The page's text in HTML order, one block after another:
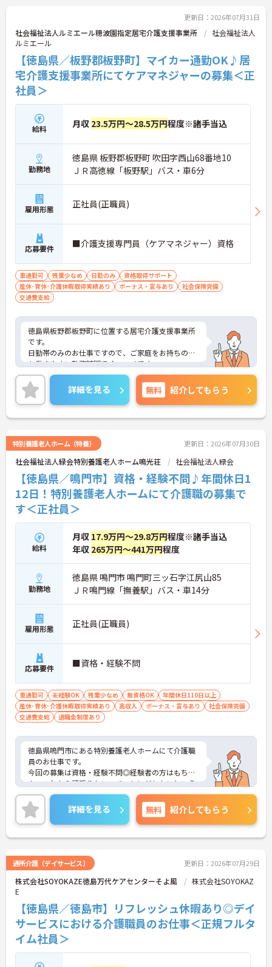
■ 働きやすい休日数が魅力
年間休日が充実している職場です
・年間休日124日
・夏期休暇2日
・年末年始休暇3日
→ プライベートとの両立を目指しやすい環境です♪
■ 安定収入を目指せる待遇
各種手当や賞与実績があります
・賞与計4.00ヶ月の過去実績
・夜勤手当支給
■ 通勤しやすい勤務環境
通勤面にも配慮された職場です
・駐車場あり
・鳴門駅から車10分
→ ご自身に合った通勤方法を選べます♪
更新日：2026年07月31日
社会福祉法人ルミエール穂波園指定居宅介護支援事業所
社会福祉法人
ルミエール
【徳島県／板野郡板野町】マイカー通勤OK♪居
宅介護支援事業所にてケアマネジャーの募集＜正
社員＞
給料 月収 23.5万円～28.5万円程度※諸手当込
勤務地
徳島県 板野郡板野町 吹田字西山68番地10
ＪＲ高徳線「板野駅」バス・車6分
雇用形態 正社員(正職員)
応募要件 ■介護支援専門員（ケアマネジャー）資格
車通勤可 残業少なめ 日勤のみ
資格取得サポート
産休･育休･介護休暇取得実績あり
ボーナス・賞与あり
社会保険完備
交通費支給
徳島県板野郡板野町に位置する居宅介護支援事業所
です。
日勤帯のみのお仕事ですので、ご家庭をお持ちの方
も働きやすい勤務時間でオススメです・
マイカー通勤可能なので行き帰りがスムーズです。
ご興味をお持ちの方はお気軽にお問い合わせくださ
い。
詳細を見る 無料 紹介してもらう
特別養護老人ホーム（特養） 更新日：2026年07月30日
社会福祉法人緑会特別養護老人ホーム鳴光荘 社会福祉法人緑会
【徳島県／鳴門市】資格・経験不問♪年間休日1
12日！特別養護老人ホームにて介護職の募集で
す＜正社員＞
給料
月収 17.9万円～29.8万円程度※諸手当込
年収 265万円～441万円程度
勤務地
徳島県 鳴門市 鳴門町三ッ石字江尻山85
ＪＲ鳴門線「撫養駅」バス・車14分
雇用形態 正社員(正職員)
応募要件 ■資格・経験不問
車通勤可 未経験OK 残業少なめ 無資格OK
年間休日110日以上
産休･育休･介護休暇取得実績あり
高収入 ボーナス・賞与あり
社会保険完備
交通費支給
退職金制度あり
徳島県鳴門市にある特別養護老人ホームにて介護職
員のお仕事です。
今回の募集は資格・経験不問◎経験者の方はもちろ
ん、これから頑張りたい、チャレンジしたいという
方にもオススメの求人★
年間休日110日以上あり、残業はほとんど無し！し
っかり働いてしっかり休める、社員にとって理想の
働き方を実現できますよ♪
ご興味ある方には、面接対策ポイントなど、さらに
い。
詳細を見る 無料 紹介してもらう
通所介護（デイサービス） 更新日：2026年07月29日
株式会社SOYOKAZE徳島万代ケアセンターそよ風
株式会社SOYOKAZ
E
【徳島県／徳島市】リフレッシュ休暇あり◎デイ
サービスにおける介護職員のお仕事＜正規フルタ
イム社員＞